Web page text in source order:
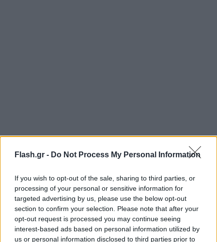
Flash.gr - Do Not Process My Personal Information
If you wish to opt-out of the sale, sharing to third parties, or
processing of your personal or sensitive information for
targeted advertising by us, please use the below opt-out
section to confirm your selection. Please note that after your
opt-out request is processed you may continue seeing
interest-based ads based on personal information utilized by
us or personal information disclosed to third parties prior to